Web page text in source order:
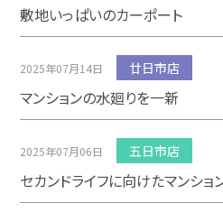
敷地いっぱいのカーポート
2025年07月14日 廿日市店
マンションの水廻りを一新
2025年07月06日 五日市店
セカンドライフに向けたマンショ